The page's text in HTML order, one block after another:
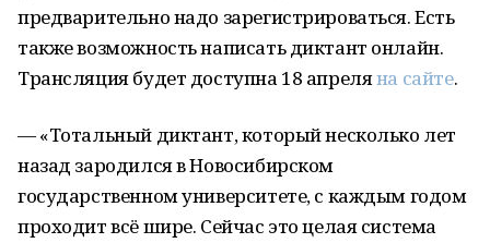
предварительно надо зарегистрироваться. Есть
также возможность написать диктант онлайн.
Трансляция будет доступна 18 апреляна сайте.
— «Тотальный диктант, который несколько лет
назад зародился в Новосибирском
государственном университете, с каждым годом
проходит всё шире. Сейчас это целая система